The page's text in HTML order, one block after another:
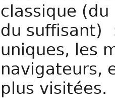
classique
du suffisant)
uniques, les
navigateurs,
plus visitées.